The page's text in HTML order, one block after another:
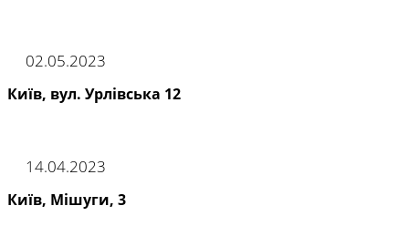
02.05.2023
Київ, вул. Урлівська 12
14.04.2023
Київ, Мішуги, 3